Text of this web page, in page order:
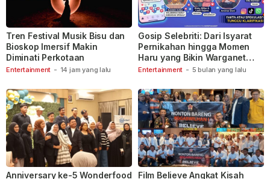
Entertainment - 14 jam yang lalu
Tren Festival Musik Bisu dan
Bioskop Imersif Makin
Diminati Perkotaan
Entertainment - 5 bulan yang lalu
Gosip Selebriti: Dari Isyarat
Pernikahan hingga Momen
Haru yang Bikin Warganet
Berspekulasi
Anniversary ke-5 Wonderfood
Film Believe Angkat Kisah